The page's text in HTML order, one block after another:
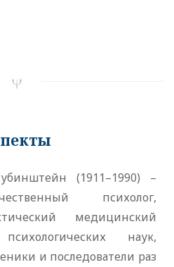
(1911–1990) –
психолог,
медицинский
наук,
и последователи раз